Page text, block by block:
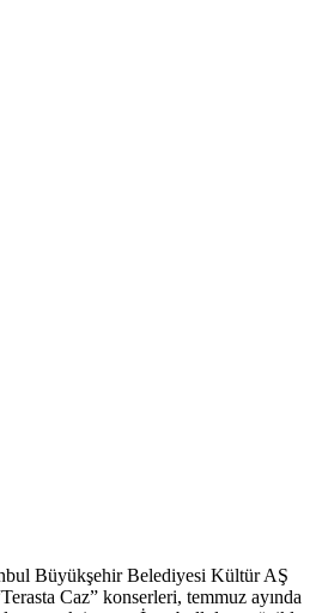
Büyükşehir Belediyesi Kültür AŞ
Caz” konserleri, temmuz ayında